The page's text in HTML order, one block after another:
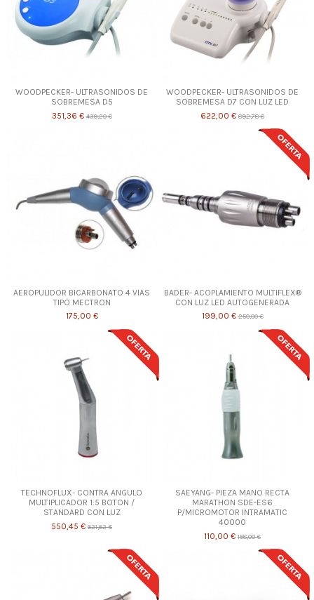
WOODPECKER- ULTRASONIDOS DE
SOBREMESA D5
351,36 €439,20 €
WOODPECKER- ULTRASONIDOS DE
SOBREMESA D7 CON LUZ LED
622,00 € 892,78 €
AEROPULIDOR BICARBONATO 4 VIAS
TIPO MECTRON
175,00 €
BADER- ACOPLAMIENTO MULTIFLEX®
CON LUZ LED AUTOGENERADA
199,00 €250,00 €
TECHNOFLUX- CONTRA ANGULO
MULTIPLICADOR 1:5 BOTON /
STANDARD CON LUZ
550,45 € 621,62 €
SAEYANG- PIEZA MANO RECTA
MARATHON SDE-ES6
P/MICROMOTOR INTRAMATIC
40000
110,00 € 158,00 €